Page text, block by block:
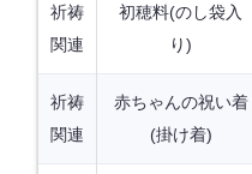
祈祷
関連
初穂料(のし袋入
り)
祈祷
関連
赤ちゃんの祝い着
(掛け着)